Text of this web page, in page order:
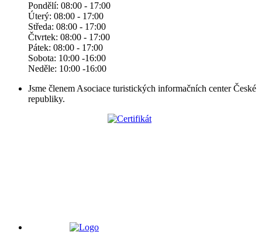
Pondělí: 08:00 - 17:00
Úterý: 08:00 - 17:00
Středa: 08:00 - 17:00
Čtvrtek: 08:00 - 17:00
Pátek: 08:00 - 17:00
Sobota: 10:00 -16:00
Neděle: 10:00 -16:00
Jsme členem Asociace turistických informačních center České
republiky.